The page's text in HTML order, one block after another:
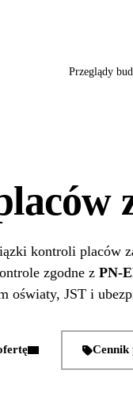
Przeglądy
kontroli placów
zgodne z PN-
oświaty, JST i
Cennik